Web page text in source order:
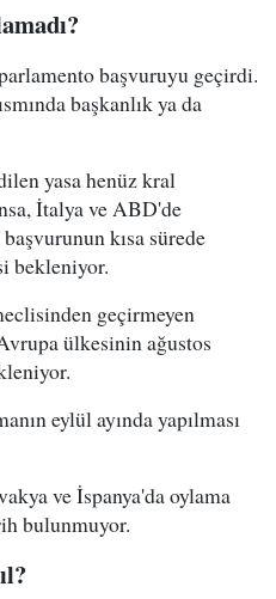
başvuruyu geçirdi.
başkanlık ya da
yasa henüz kral
İtalya ve ABD'de
kısa sürede
bekleniyor.
geçirmeyen
ülkesinin ağustos
eylül ayında yapılması
ve İspanya'da oylama
bulunmuyor.